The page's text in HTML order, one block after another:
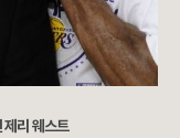
제리 웨스트